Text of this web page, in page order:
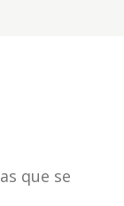
que se